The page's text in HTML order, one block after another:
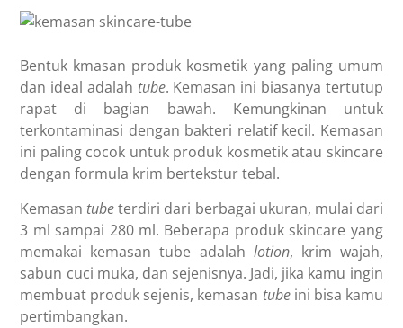
Bentuk kmasan produk kosmetik yang paling umum
dan ideal adalah tube. Kemasan ini biasanya tertutup
rapat di bagian bawah. Kemungkinan untuk
terkontaminasi dengan bakteri relatif kecil. Kemasan
ini paling cocok untuk produk kosmetik atau skincare
dengan formula krim bertekstur tebal.
Kemasan tubeterdiri dari berbagai ukuran, mulai dari
3 ml sampai 280 ml. Beberapa produk skincare yang
memakai kemasan tube adalah lotion, krim wajah,
sabun cuci muka, dan sejenisnya. Jadi, jika kamu ingin
membuat produk sejenis, kemasan tubeini bisa kamu
pertimbangkan.